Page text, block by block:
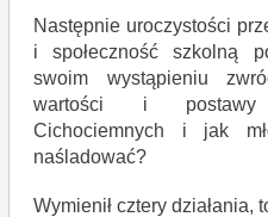
Następnie uroczystości
i społeczność szkolną
swoim wystąpieniu
wartości i postawy
Cichociemnych i jak
naśladować?
Wymienił cztery działania,